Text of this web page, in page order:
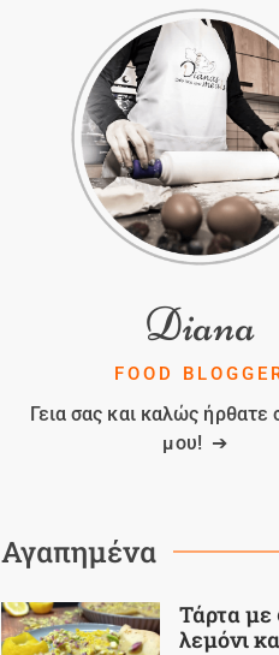
Diana
FOOD
Γεια σας και καλώς ήρθατε
μου! ➔
Αγαπημένα
Τάρτα με
λεμόνι